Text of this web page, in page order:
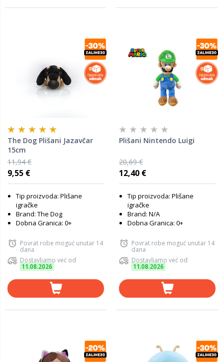
The Dog Plišani Jazavčar
15cm
11,94 €
9,55 €
Tip proizvoda: Plišane
igračke
Brand: The Dog
Dobna Granica: 0+
Povrat robe moguć unutar 14
dana
Dostavljamo već od
11.08.2026
Plišani Nintendo Luigi
20,69 €
12,40 €
Tip proizvoda: Plišane
igračke
Brand: N/A
Dobna Granica: 0+
Povrat robe moguć unutar 14
dana
Dostavljamo već od
11.08.2026